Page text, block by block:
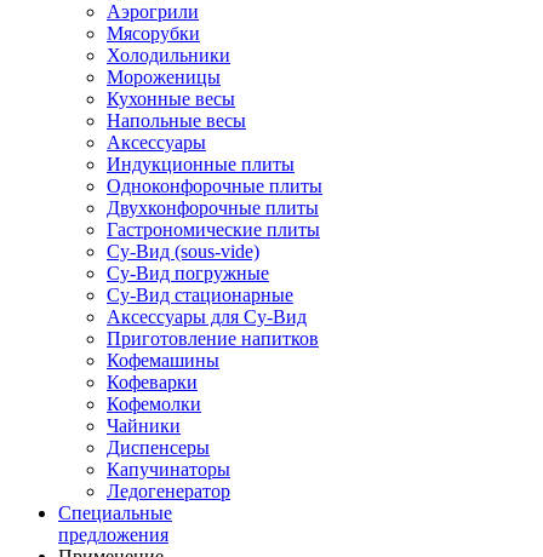
Аэрогрили
Мясорубки
Холодильники
Мороженицы
Кухонные весы
Напольные весы
Аксессуары
Индукционные плиты
Одноконфорочные плиты
Двухконфорочные плиты
Гастрономические плиты
Су-Вид (sous-vide)
Су-Вид погружные
Су-Вид стационарные
Аксессуары для Су-Вид
Приготовление напитков
Кофемашины
Кофеварки
Кофемолки
Чайники
Диспенсеры
Капучинаторы
Ледогенератор
Специальные
предложения